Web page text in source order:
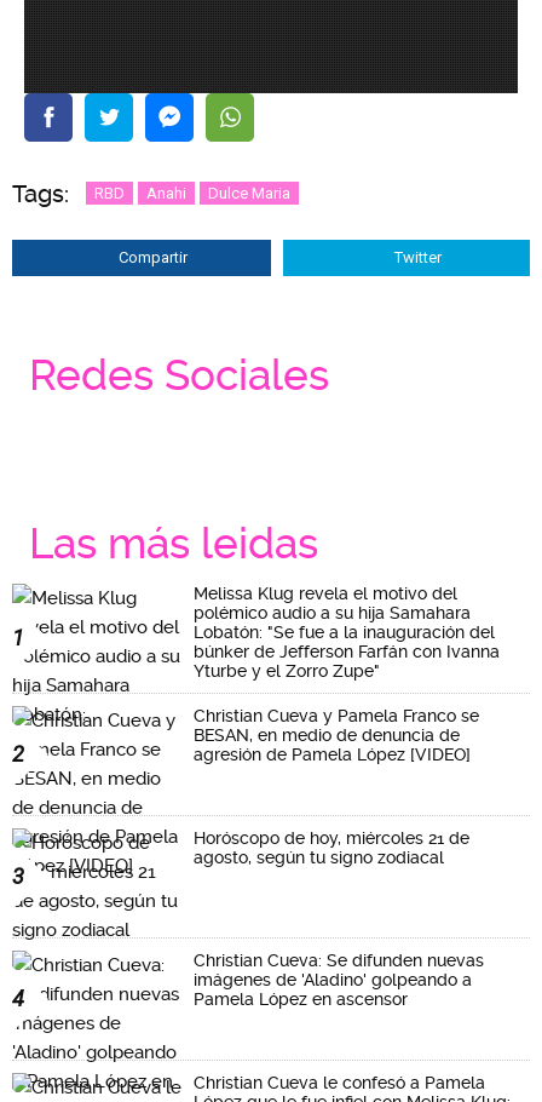
Tags: RBD Anahi Dulce Maria
Compartir Twitter
Redes Sociales
Las más leidas
1
Melissa Klug revela el motivo del
polémico audio a su hija Samahara
Lobatón: "Se fue a la inauguración del
búnker de Jefferson Farfán con Ivanna
Yturbe y el Zorro Zupe"
2
Christian Cueva y Pamela Franco se
BESAN, en medio de denuncia de
agresión de Pamela López [VIDEO]
3
Horóscopo de hoy, miércoles 21 de
agosto, según tu signo zodiacal
4
Christian Cueva: Se difunden nuevas
imágenes de 'Aladino' golpeando a
Pamela López en ascensor
Christian Cueva le confesó a Pamela